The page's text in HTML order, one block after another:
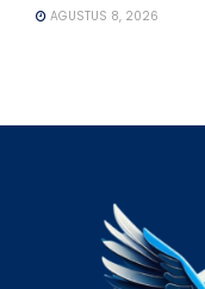
AGUSTUS 8, 2026